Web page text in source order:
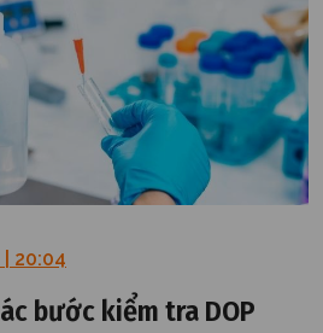
20:04
bước kiểm tra DOP